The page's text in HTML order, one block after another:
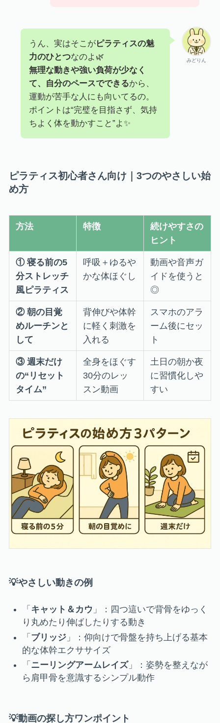
みどりん
うん、実はそこがピラティスの魅
力のひとつなのよ🌿
無理な動きや強い負荷が少なく
て、自分のペースでできるから、
運動が苦手な人にも向いてるの。
ポイントは“完璧を目指さず、気持
ちよく体を動かすこと”よ✨
ピラティス初心者さん向け｜3つのやさしい始
め方
方法 特徴
続けやすさの
ヒント
① 寝る前の5
分ストレッチ
風ピラティス
呼吸＋ゆるや
かな体ほぐし
動画や音声ガ
イドを使うと
◎
② 朝の目覚
めルーチンと
して
背伸びや体幹
に軽く刺激を
入れる
スマホのアラ
ーム後にセッ
ト
③ 週末だけ
の“リセット
タイム”
全身をほぐす
30分のレッ
スン動画
土日の朝か夜
に習慣化しや
すい
💡やさしい動きの例
「 キャット＆カウ 」：四つ這いで背骨をゆっく
り丸めたり伸ばしたりする動き
「 ブリッジ」：仰向けで骨盤を持ち上げる基本
的な体幹エクササイズ
「 ニーリングアームレイズ」：姿勢を整えなが
ら肩甲骨を意識するシンプル動作
💡動画の探し方ワンポイント